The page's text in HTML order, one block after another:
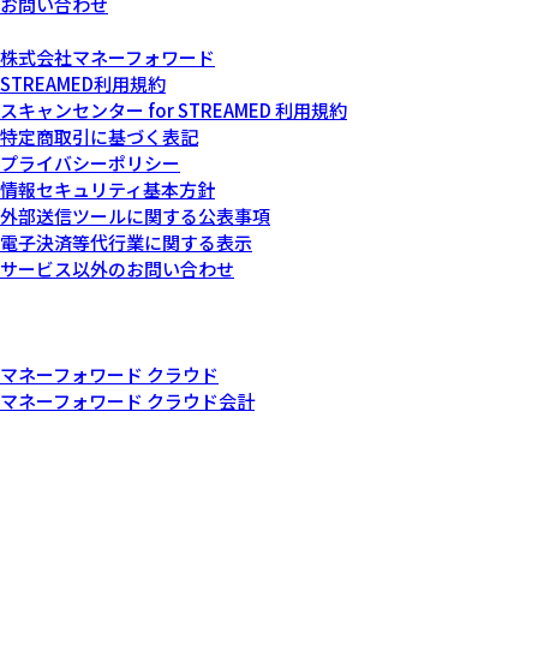
株式会社マネーフォワード
STREAMED利用規約
スキャンセンター for STREAMED 利用規約
特定商取引に基づく表記
プライバシーポリシー
情報セキュリティ基本方針
外部送信ツールに関する公表事項
電子決済等代行業に関する表示
サービス以外のお問い合わせ
マネーフォワード クラウド
マネーフォワード クラウド会計